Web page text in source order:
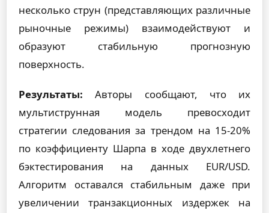
несколько струн (представляющих различные
рыночные режимы) взаимодействуют и
образуют стабильную прогнозную
поверхность.
Результаты: Авторы сообщают, что их
мультиструнная модель превосходит
стратегии следования за трендом на 15-20%
по коэффициенту Шарпа в ходе двухлетнего
бэктестирования на данных EUR/USD.
Алгоритм оставался стабильным даже при
увеличении транзакционных издержек на